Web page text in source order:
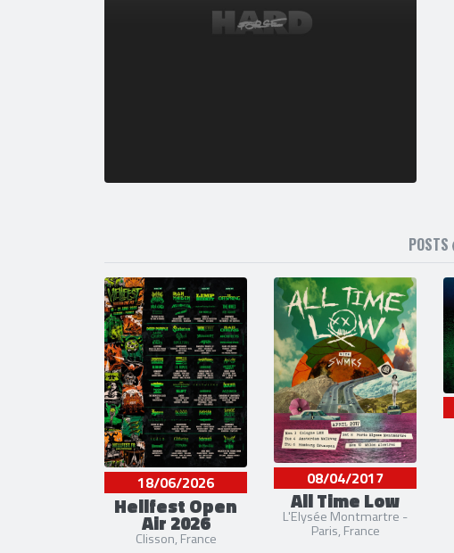
POSTS
18/06/2026
Hellfest Open
Air 2026
Clisson, France
08/04/2017
All Time Low
L'Elysée Montmartre -
Paris, France